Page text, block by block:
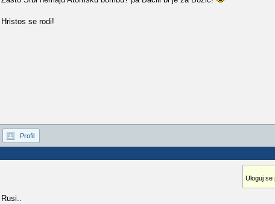
Hristos se rodi!
Profil
Uloguj se
Rusi..